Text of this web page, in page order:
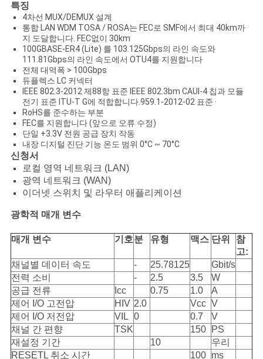
사
이
트
맵
개
인
정
보
정
책
특징
4차선 MUX/DEMUX 설계
통합 LAN WDM TOSA / ROSA는 FEC로 SMF에서 최대 40km까
지 도달합니다. FEC없이 30km
100GBASE-ER4 (Lite) 를 103.125Gbps의 라인 속도와
111.81Gbps의 라인 속도에서 OTU4를 지원합니다
전체 대역폭 > 100Gbps
듀플렉스 LC 커넥터
IEEE 802.3-2012 제88항 표준 IEEE 802.3bm CAUI-4 칩과 모듈
전기 표준 ITU-T G에 적합합니다.959.1-2012-02 표준 ·
RoHS를 준수하는 부분
FEC를 지원합니다 (앞으로 오류 수정)
단일 +3.3V 전원 공급 장치 작동
내장 디지털 진단 기능 온도 범위 0°C ~ 70°C
신청서
로컬 영역 네트워크 (LAN)
광역 네트워크 (WAN)
이더넷 스위치 및 라우터 애플리케이션
광학적 매개 변수
매개 변수 기호분 유형 맥스 단위
참
고:
채널별 데이터 속도
- 25.78125
Gbit/s
전력 소비
- 2.5 3.5
W
공급 전류
Icc 0.75 1.0
A
제어 I/O 고전압
HIV 2.0 Vcc V
제어 I/O 저전압
VIL 0 0.7
V
채널 간 편향
TSK 150
PS
재설정 기간
10
우리
RESETL 취소 시간
100 ms